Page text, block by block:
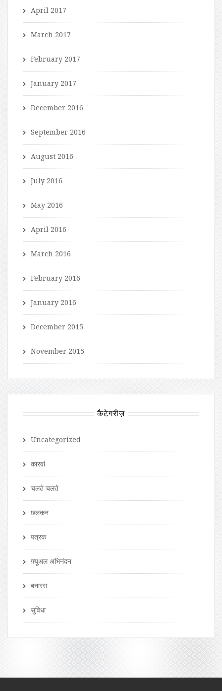
April 2017
March 2017
February 2017
January 2017
December 2016
September 2016
August 2016
July 2016
May 2016
April 2016
March 2016
February 2016
January 2016
December 2015
November 2015
कैटेगरीज़
Uncategorized
कारवां
चलते चलते
छलकन
पत्रक
फ़्यूअल अभिनंदन
बनारस
सुविधा